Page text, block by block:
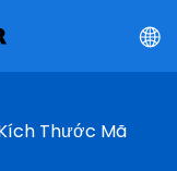
Thước Mã